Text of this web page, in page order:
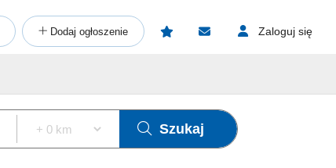
Dodaj ogłoszenie Zaloguj się
Szukaj